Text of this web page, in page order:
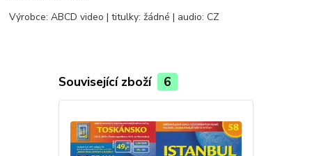
Výrobce: ABCD video | titulky: žádné | audio: CZ
Související zboží 6